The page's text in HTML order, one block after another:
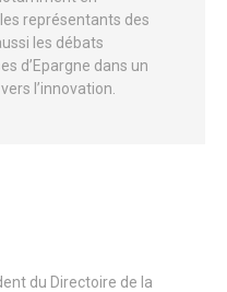
représentants des
les débats
d’Epargne dans un
l’innovation.
du Directoire de la